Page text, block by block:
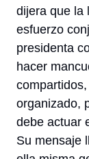
dijera que la
esfuerzo
presidenta
hacer
organizado,
debe actuar
Su mensaje